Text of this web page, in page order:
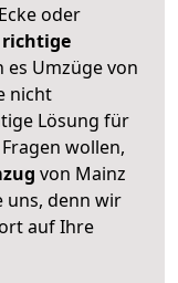
oder
richtige
es Umzüge von
nicht
Lösung für
wollen,
von Mainz
uns, denn wir
auf Ihre